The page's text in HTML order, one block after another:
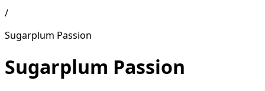
/
Sugarplum Passion
Sugarplum Passion